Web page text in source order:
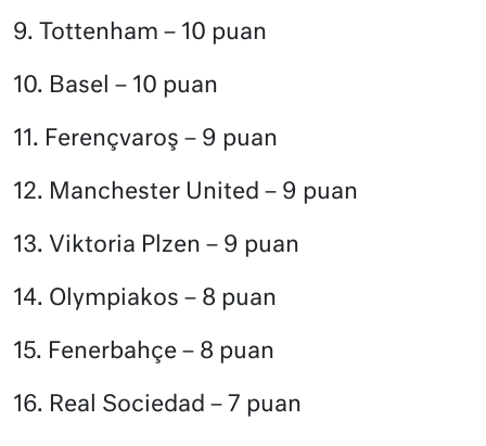
9. Tottenham – 10 puan
10. Basel – 10 puan
11. Ferençvaroş – 9 puan
12. Manchester United – 9 puan
13. Viktoria Plzen – 9 puan
14. Olympiakos – 8 puan
15. Fenerbahçe – 8 puan
16. Real Sociedad – 7 puan